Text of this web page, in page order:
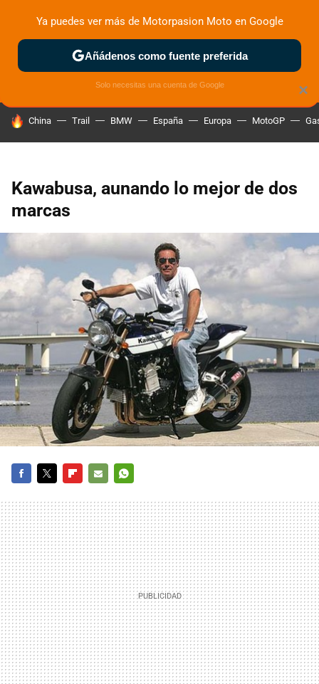
ZONA DE PRUEBAS DEPORTIVAS MOTOS ELÉCTRICAS
HOY SE HABLA DE
China Trail BMW España Europa MotoGP
Kawabusa, aunando lo mejor de dos
marcas
MAIL
×
Ya puedes ver más de Motorpasion Moto en Google
Añádenos como fuente preferida
Solo necesitas una cuenta de Google